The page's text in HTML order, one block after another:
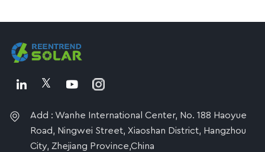
Add : Wanhe International Center, No. 188 Haoyue
Road, Ningwei Street, Xiaoshan District, Hangzhou
City, Zhejiang Province,China